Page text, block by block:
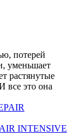
потерей
уменьшает
растянутые
все это она
INTENSIVE